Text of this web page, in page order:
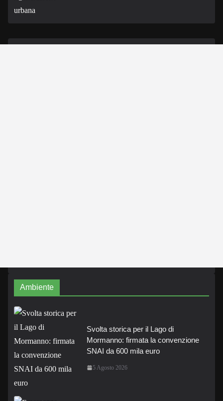
Ambiente
Svolta storica per il Lago di
Mormanno: firmata la convenzione
SNAI da 600 mila euro
5 Agosto 2026